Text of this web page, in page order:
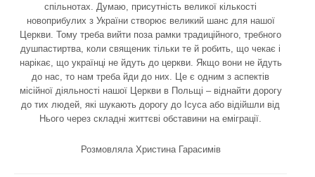
спільнотах. Думаю, присутність великої кількості
новоприбулих з України створює великий шанс для нашої
Церкви. Тому треба вийти поза рамки традиційного, требного
душпастиртва, коли священик тільки те й робить, що чекає і
нарікає, що українці не йдуть до церкви. Якщо вони не йдуть
до нас, то нам треба йди до них. Це є одним з аспектів
місійної діяльності нашої Церкви в Польщі – віднайти дорогу
до тих людей, які шукають дорогу до Ісуса або відійшли від
Нього через складні життєві обставини на еміграції.
Розмовляла Христина Гарасимів